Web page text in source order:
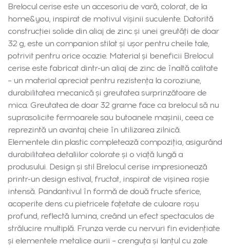
Brelocul cerise este un accesoriu de vară, colorat, de la
home&you, inspirat de motivul vișinii suculente. Datorită
construcției solide din aliaj de zinc și unei greutăți de doar
32 g, este un companion stilat și ușor pentru cheile tale,
potrivit pentru orice ocazie. Material și beneficii Brelocul
cerise este fabricat dintr-un aliaj de zinc de înaltă calitate
– un material apreciat pentru rezistența la coroziune,
durabilitatea mecanică și greutatea surprinzătoare de
mica. Greutatea de doar 32 grame face ca brelocul să nu
suprasolicite fermoarele sau butoanele mașinii, ceea ce
reprezintă un avantaj cheie în utilizarea zilnică.
Elementele din plastic completează compoziția, asigurând
durabilitatea detaliilor colorate și o viață lungă a
produsului. Design și stil Brelocul cerise impresionează
printr-un design estival, fructat, inspirat de vișinea roșie
intensă. Pandantivul în formă de două fructe sferice,
acoperite dens cu pietricele fațetate de culoare roșu
profund, reflectă lumina, creând un efect spectaculos de
strălucire multiplă. Frunza verde cu nervuri fin evidențiate
și elementele metalice aurii – crenguța și lanțul cu zale